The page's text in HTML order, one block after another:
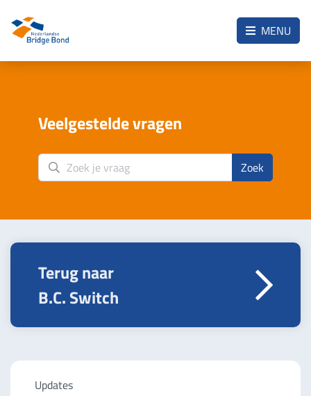
MENU
Veelgestelde vragen
Zoek
Terug naar
B.C. Switch
Updates